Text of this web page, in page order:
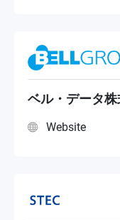
ベル・データ株
Website